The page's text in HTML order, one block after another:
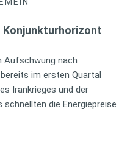
Aufschwung nach
im ersten Quartal
Irankrieges und der
die Energiepreise